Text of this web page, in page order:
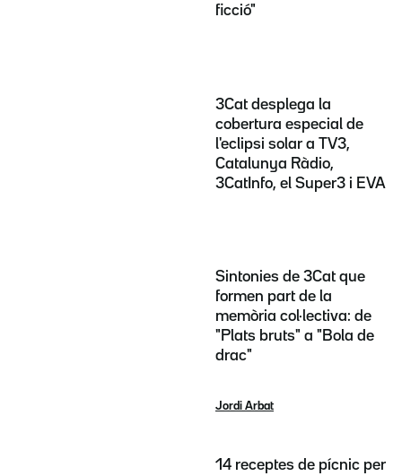
ficció"
3Cat desplega la
cobertura especial de
l'eclipsi solar a TV3,
Catalunya Ràdio,
3CatInfo, el Super3 i EVA
Sintonies de 3Cat que
formen part de la
memòria col·lectiva: de
"Plats bruts" a "Bola de
drac"
Jordi Arbat
14 receptes de pícnic per